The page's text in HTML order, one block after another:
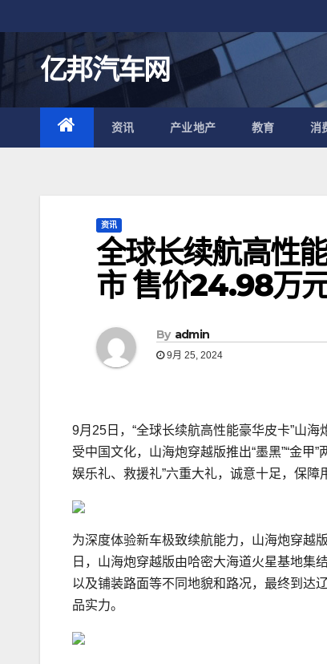
至
内
容
亿邦汽车网
资讯 产业地产 教育 消
资讯
全球长续航高性
市 售价24.98万
By admin
9月 25, 2024
9月25日，“全球长续航高性能豪华皮卡”山
受中国文化，山海炮穿越版推出“墨黑”“金
娱乐礼、救援礼”六重大礼，诚意十足，保障
为深度体验新车极致续航能力，山海炮穿越
日，山海炮穿越版由哈密大海道火星基地集
以及铺装路面等不同地貌和路况，最终到达
品实力。